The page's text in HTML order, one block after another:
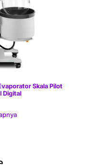
Skala Pilot
Digital